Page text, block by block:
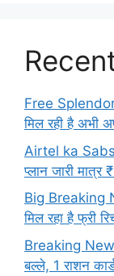
Free Splendor
मिल रही है अभी
Airtel ka
प्लान जारी मात्र
Big Breaking
मिल रहा है फ्री
Breaking
बल्ले, 1 राशन